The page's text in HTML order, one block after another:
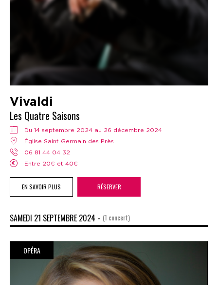
Vivaldi
Les Quatre Saisons
Du 14 septembre 2024 au 26 décembre 2024
Église Saint Germain des Près
06 81 44 04 32
Entre 20€ et 40€
EN SAVOIR PLUS RÉSERVER
SAMEDI 21 SEPTEMBRE 2024 - (1 concert)
OPÉRA